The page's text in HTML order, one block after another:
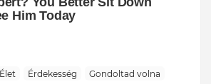
Élet Érdekesség
Gondoltad volna